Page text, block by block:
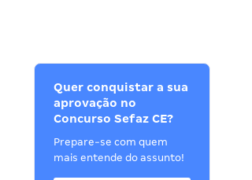
Quer conquistar a sua
aprovação no
Concurso Sefaz CE?
Prepare-se com quem
mais entende do assunto!